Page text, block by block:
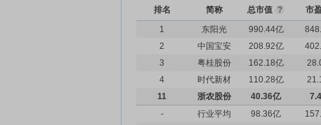
排名 简称 总市值 ? 市
1
东阳光 990.44亿
2
中国宝安 208.92亿
3
粤桂股份 162.18亿
4
时代新材 110.28亿
11
浙农股份 40.36亿
-
行业平均 98.36亿